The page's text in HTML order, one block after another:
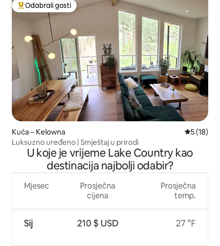
Među najviše rangiranima s oznakom „Odabrali gosti”
Odabrali gosti
Kuća – Kelowna Prosječna
5 (18)
Luksuzno uređeno | Smještaj u prirodi
U koje je vrijeme Lake Country kao
destinacija najbolji odabir?
Mjesec
Sij
Prosječna
cijena
210 $ USD
Prosječna
temp.
27 °F